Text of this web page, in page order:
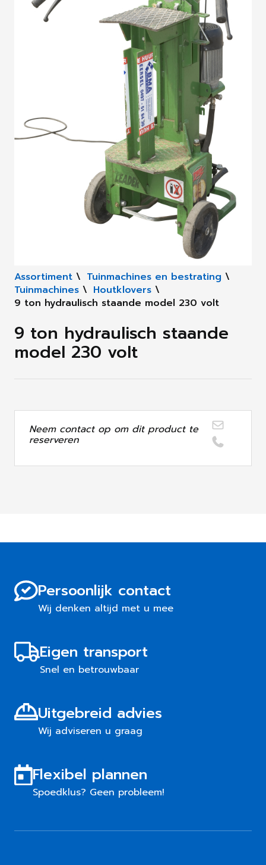
Assortiment \ Tuinmachines en bestrating \
Tuinmachines \ Houtklovers \
9 ton hydraulisch staande model 230 volt
9 ton hydraulisch staande
model 230 volt
Neem contact op om dit product te
reserveren
Persoonlijk contact
Wij denken altijd met u mee
Eigen transport
Snel en betrouwbaar
Uitgebreid advies
Wij adviseren u graag
Flexibel plannen
Spoedklus? Geen probleem!